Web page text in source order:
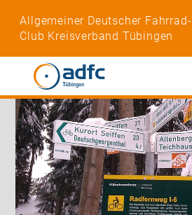
Allgemeiner Deutscher Fahrrad-
Club Kreisverband Tübingen